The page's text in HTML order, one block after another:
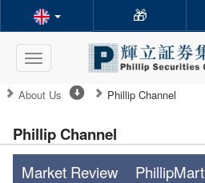
🎁
Toggle
navigation
About Us Phillip Channel
Phillip Channel
Market Review PhillipMart